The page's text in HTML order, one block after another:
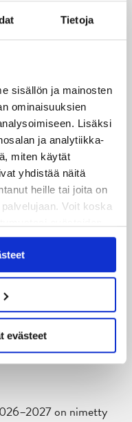
Tietoja
sisällön ja mainosten
ominaisuuksien
Lisäksi
ja analytiikka-
miten käytät
yhdistää näitä
heille tai joita on
Voit koska
evästeet
mahtavia
40 euron hintaan
puolestaan
sekä hodarin, limun
hinta 15€/hlö.
ja 2 alle 13v.
kautta.
on nimetty